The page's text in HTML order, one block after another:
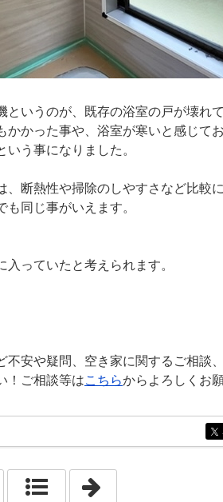
いうのが、既存の浴室の戸が壊れ
かかった事や、浴室が寒いと感じて
う事になりました。
、断熱性や掃除のしやすさなど比較
同じ事がいえます。
っていたと考えられます。
不安や疑問、空き家に関するご相談
！ご相談等はこちらからよろしくお
「2022年10月21日」